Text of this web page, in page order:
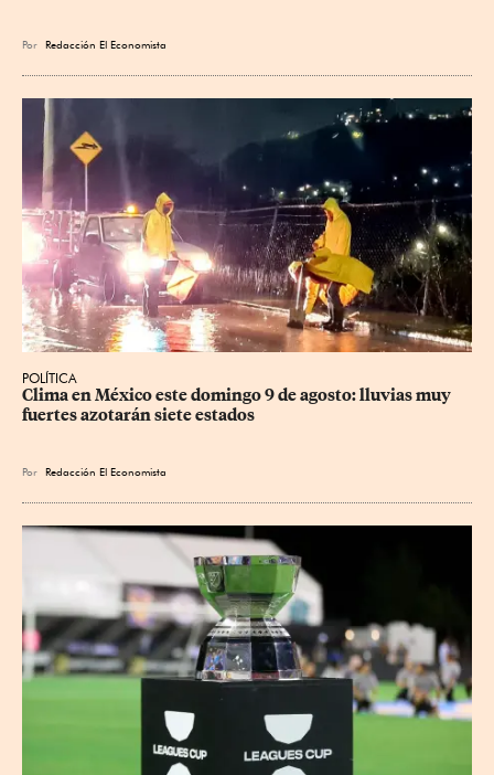
Por Redacción El Economista
POLÍTICA
Clima en México este domingo 9 de agosto: lluvias muy
fuertes azotarán siete estados
Por Redacción El Economista